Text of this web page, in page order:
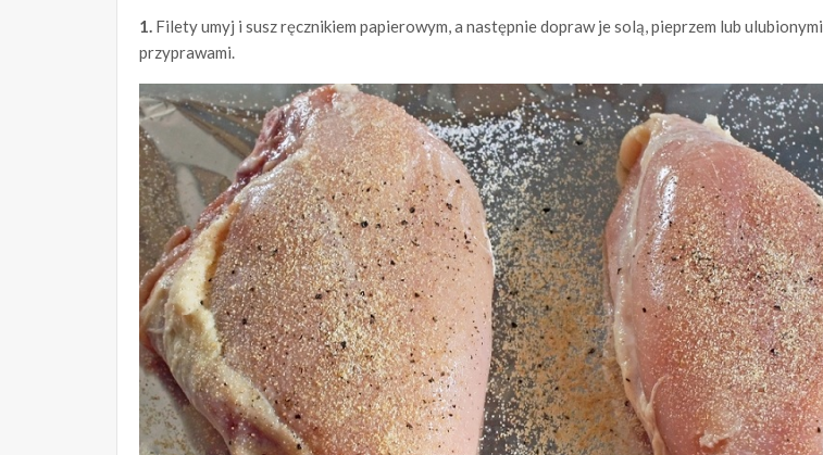
1. Filety umyj i susz ręcznikiem papierowym, a następnie dopraw je solą, pieprzem lub ulubionymi
przyprawami.